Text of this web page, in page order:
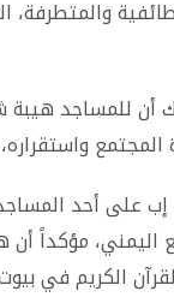
والمتطرفة،
للمساجد هيبة
إب على أحد
اليمني، مؤكداً
الكريم في